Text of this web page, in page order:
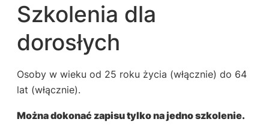
Szkolenia dla
dorosłych
Osoby w wieku od 25 roku życia (włącznie) do 64
lat (włącznie).
Można dokonać zapisu tylko na jedno szkolenie.